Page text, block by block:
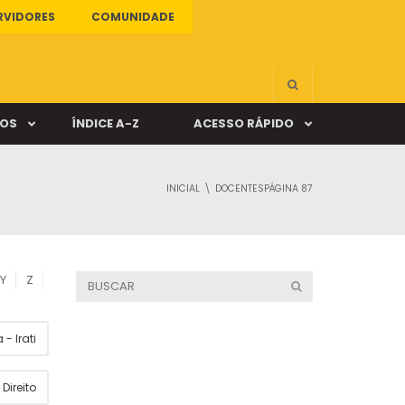
COMUNIDADE
ÍNDICE A-Z ACESSO RÁPIDO
INICIAL DOCENTESPÁGINA 87
Y Z
- Irati
Direito